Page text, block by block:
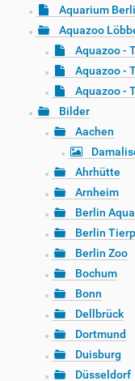
Aquarium
Aquazoo
Aquazoo -
Aquazoo -
Aquazoo -
Bilder
Aachen
Ahrhütte
Arnheim
Berlin
Berlin
Berlin Zoo
Bochum
Bonn
Dellbrück
Dortmund
Duisburg
Düsseldorf